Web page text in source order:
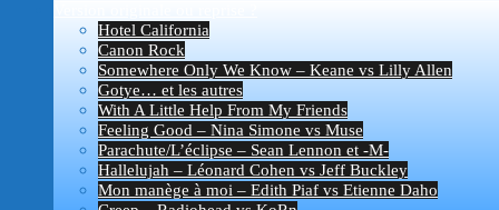
Hotel California
Canon Rock
Somewhere Only We Know – Keane vs Lilly Allen
Gotye… et les autres
With A Little Help From My Friends
Feeling Good – Nina Simone vs Muse
Parachute/L’éclipse – Sean Lennon et -M-
Hallelujah – Léonard Cohen vs Jeff Buckley
Mon manège à moi – Edith Piaf vs Etienne Daho